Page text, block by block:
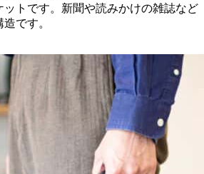
ットです。新聞や読みかけの雑誌など
です。